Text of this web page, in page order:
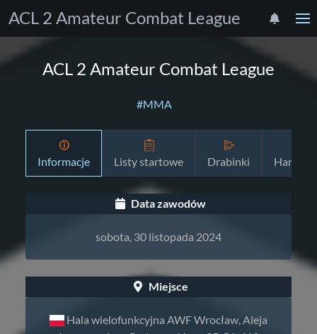
ACL 2 Amateur Combat League
ACL 2 Amateur Combat League
#MMA
Informacje Listy startowe Drabinki
Data zawodów
sobota, 30 listopada 2024
Miejsce
Hala wielofunkcyjna AWF Wrocław, Aleja